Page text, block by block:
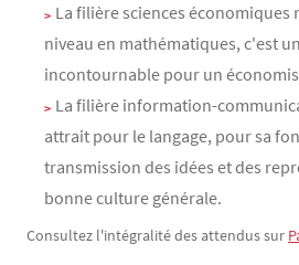
La filière sciences économiques
niveau en mathématiques, c'est
incontournable pour un
La filière information-
attrait pour le langage, pour sa
transmission des idées et des
bonne culture générale.
Consultez l'intégralité des attendus sur